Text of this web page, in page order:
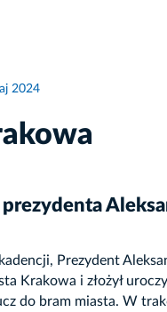
2024
Prezydent
Krakowa i złożył
do bram miasta. W